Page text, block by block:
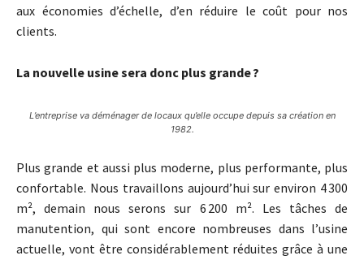
aux économies d’échelle, d’en réduire le coût pour nos
clients.
La nouvelle usine sera donc plus grande ?
L’entreprise va déménager de locaux qu’elle occupe depuis sa création en
1982.
Plus grande et aussi plus moderne, plus performante, plus
confortable. Nous travaillons aujourd’hui sur environ 4 300
m², demain nous serons sur 6 200 m². Les tâches de
manutention, qui sont encore nombreuses dans l’usine
actuelle, vont être considérablement réduites grâce à une